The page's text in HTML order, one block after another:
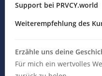
Support bei PRVCY.world
Weiterempfehlung des
Erzähle uns deine
Für mich ein wertvolles